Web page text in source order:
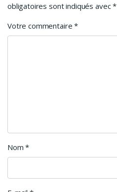
obligatoires sont indiqués avec*
Votre commentaire*
Nom*